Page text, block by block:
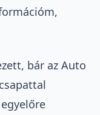
bár az Auto